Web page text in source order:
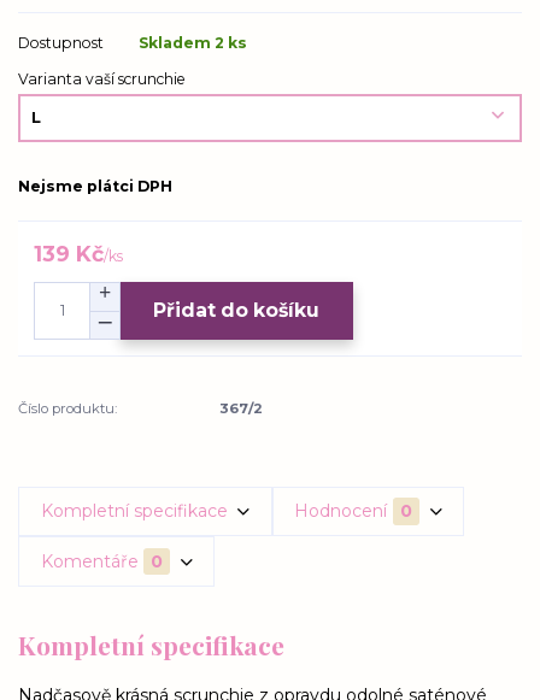
Dostupnost
Skladem 2 ks
Varianta vaší scrunchie
Nejsme plátci DPH
139 Kč/ks
Přidat do košíku
Číslo produktu: 367/2
Kompletní specifikace Hodnocení 0
Komentáře 0
Kompletní specifikace
Nadčasově krásná scrunchie z opravdu odolné saténové